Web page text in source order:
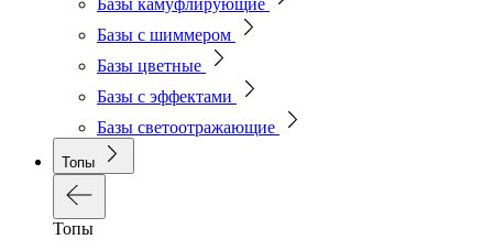
Базы камуфлирующие
Базы с шиммером
Базы цветные
Базы с эффектами
Базы светоотражающие
Топы
Топы